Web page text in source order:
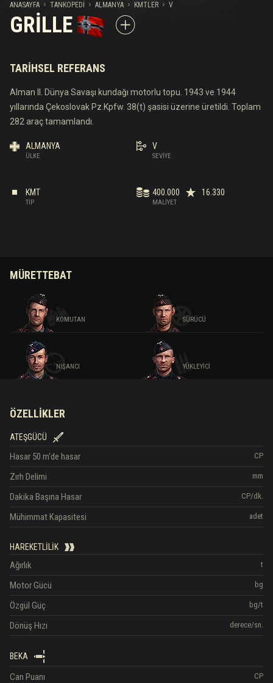
ANASAYFA TANKOPEDI ALMANYA KMTLER V
GRILLE
TARIHSEL REFERANS
Alman II. Dünya Savaşı kundağı motorlu topu. 1943 ve 1944
yıllarında Çekoslovak Pz.Kpfw. 38(t) şasisi üzerine üretildi. Toplam
282 araç tamamlandı.
ÜLKE
ALMANYA
SEVIYE
V
TIP
KMT
MALIYET
400.000 16.330
MÜRETTEBAT
KOMUTAN SÜRÜCÜ
NIŞANCI YÜKLEYICI
ÖZELLIKLER
ATEŞGÜCÜ
CP
Hasar 50 m'de hasar
mm
Zırh Delimi
CP/dk.
Dakika Başına Hasar
adet
Mühimmat Kapasitesi
HAREKETLILIK
t
Ağırlık
bg
Motor Gücü
bg/t
Özgül Güç
derece/sn.
Dönüş Hızı
BEKA
CP
Can Puanı